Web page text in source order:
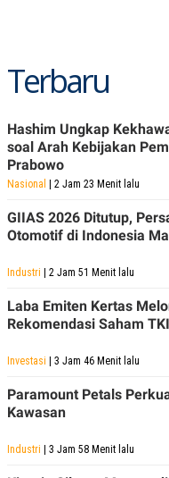
Terbaru
Hashim Ungkap
soal Arah Kebijakan
Prabowo
Nasional | 2 Jam 23 Menit lalu
GIIAS 2026 Ditutup,
Otomotif di Indonesia
Industri | 2 Jam 51 Menit lalu
Laba Emiten Kertas
Rekomendasi Saham
Investasi | 3 Jam 46 Menit lalu
Paramount Petals
Kawasan
Industri | 3 Jam 58 Menit lalu